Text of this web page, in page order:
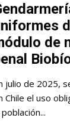
de
julio de 2025,
Chile el uso